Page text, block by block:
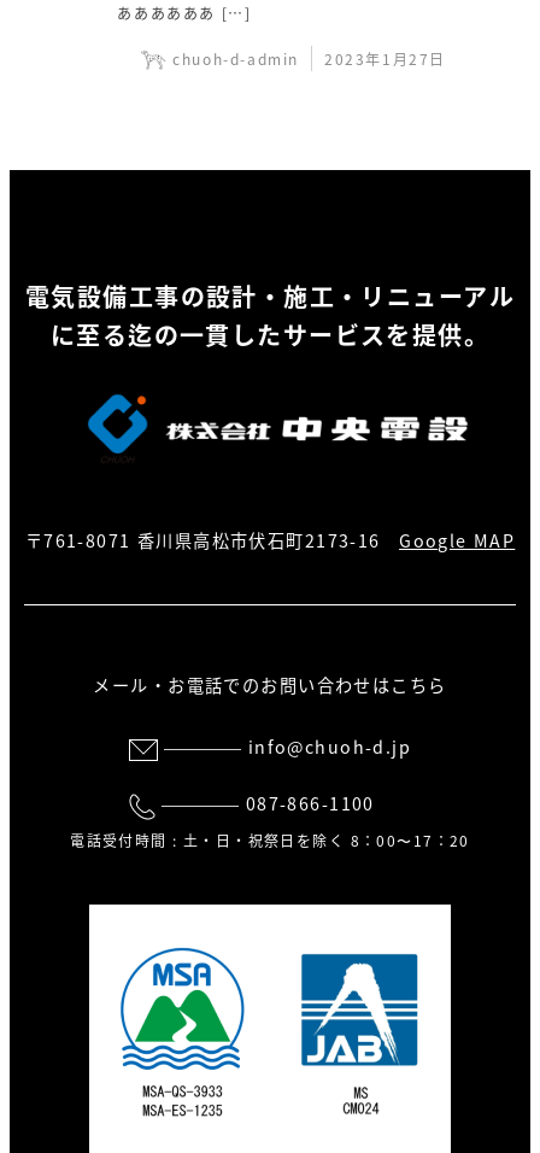
ああああああ […]
chuoh-d-admin 2023年1月27日
電気設備工事の設計・施工・リニューアル
に至る迄の一貫したサービスを提供。
〒761-8071 香川県高松市伏石町2173-16Google MAP
メール・お電話でのお問い合わせはこちら
info@chuoh-d.jp
087-866-1100
電話受付時間 : 土・日・祝祭日を除く 8：00〜17：20